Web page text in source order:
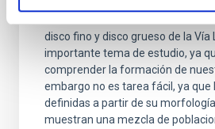
disco fino y disco grueso de la Vía
importante tema de estudio, ya
comprender la formación de
embargo no es tarea fácil, ya que
definidas a partir de su
muestran una mezcla de